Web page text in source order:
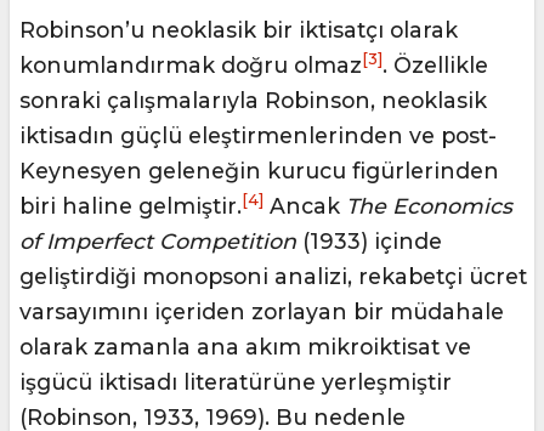
Robinson’u neoklasik bir iktisatçı olarak
konumlandırmak doğru olmaz[3]. Özellikle
sonraki çalışmalarıyla Robinson, neoklasik
iktisadın güçlü eleştirmenlerinden ve post-
Keynesyen geleneğin kurucu figürlerinden
biri haline gelmiştir.[4] Ancak The Economics
of Imperfect Competition (1933) içinde
geliştirdiği monopsoni analizi, rekabetçi ücret
varsayımını içeriden zorlayan bir müdahale
olarak zamanla ana akım mikroiktisat ve
işgücü iktisadı literatürüne yerleşmiştir
(Robinson, 1933, 1969). Bu nedenle